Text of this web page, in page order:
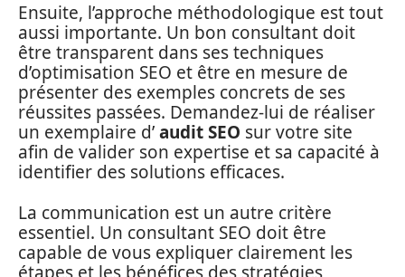
Ensuite, l’approche méthodologique est tout
aussi importante. Un bon consultant doit
être transparent dans ses techniques
d’optimisation SEO et être en mesure de
présenter des exemples concrets de ses
réussites passées. Demandez-lui de réaliser
un exemplaire d’audit SEO sur votre site
afin de valider son expertise et sa capacité à
identifier des solutions efficaces.
La communication est un autre critère
essentiel. Un consultant SEO doit être
capable de vous expliquer clairement les